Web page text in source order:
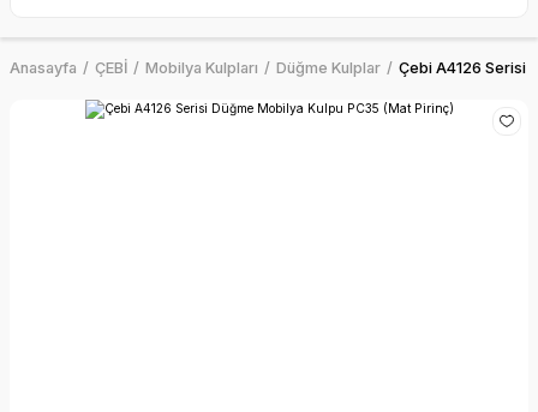
Anasayfa ÇEBİ Mobilya Kulpları Düğme Kulplar Çebi A4126 Serisi